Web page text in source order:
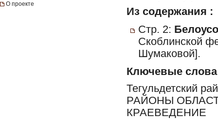
О проекте
Из содержания :
Стр. 2:
Скоблинской
Шумаковой].
Ключевые слова
Тегульдетский
РАЙОНЫ
КРАЕВЕДЕНИЕ